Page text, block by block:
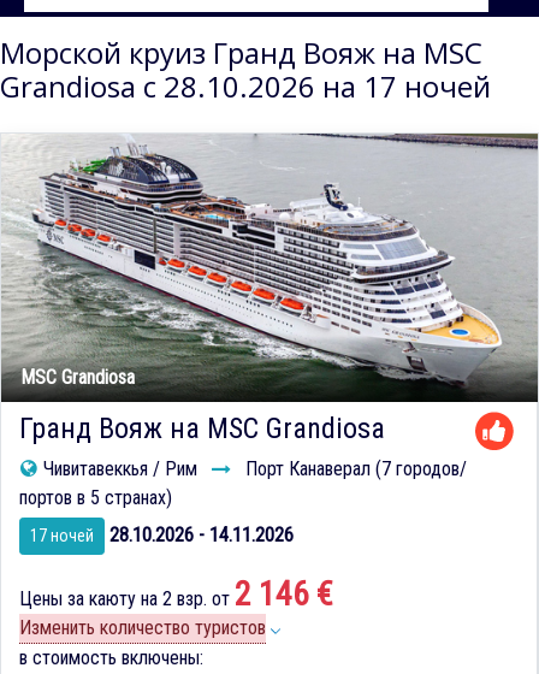
Морской круиз Гранд Вояж на MSC
Grandiosa с 28.10.2026 на 17 ночей
MSC Grandiosa
Гранд Вояж на MSC Grandiosa
Чивитавеккья / Рим
Порт Канаверал (7 городов/
портов в 5 странах)
17 ночей 28.10.2026 - 14.11.2026
Цены за каюту на 2 взр. от 2 146 €
Изменить количество туристов
в стоимость включены: